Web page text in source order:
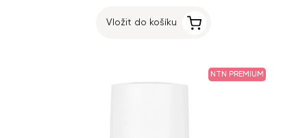
Vložit do košíku
NTN PREMIUM